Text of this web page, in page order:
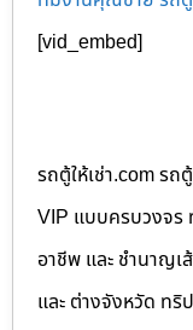
[vid_embed]
รถตู้ให้เช่า.com ร
VIP แบบครบวงจร
อาชีพ และ ชำนาญ
และ ต่างจังหวัด ทริ